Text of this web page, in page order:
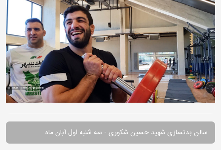
سالن بدنسازی شهید حسین شکوری - سه شنبه اول آبان ماه